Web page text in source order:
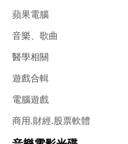
蘋果電腦
音樂、歌曲
醫學相關
遊戲合輯
電腦遊戲
商用.財經.股票軟體